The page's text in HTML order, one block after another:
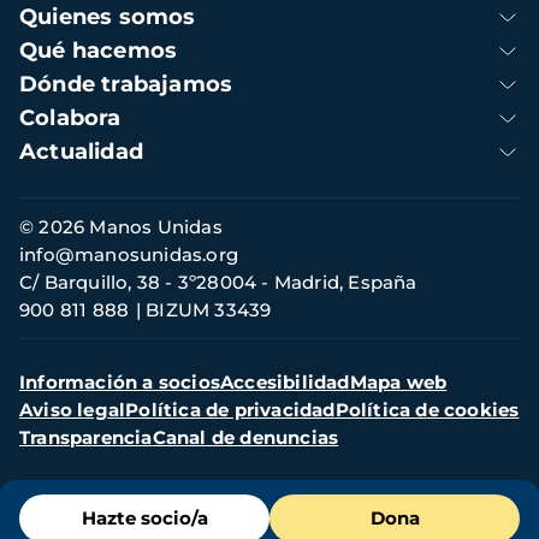
Menú
de
Hazte socio/a Dona
Navegación
principal
Quienes somos
Qué hacemos
Dónde trabajamos
Colabora
Actualidad
Información
de
contacto
© 2026 Manos Unidas
C/ Barquillo, 38 - 3º28004 - Madrid, España
900 811 888
BIZUM 33439
info@manosunidas.org
Menú
secundario
Información a sociosAccesibilidadMapa web
Aviso legalPolítica de privacidadPolítica de cookies
TransparenciaCanal de denuncias